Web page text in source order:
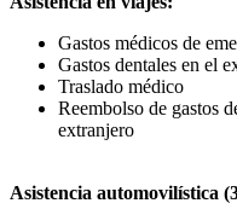
Gastos médicos de
Gastos dentales en el
Traslado médico
Reembolso de gastos
extranjero
Asistencia automovilística